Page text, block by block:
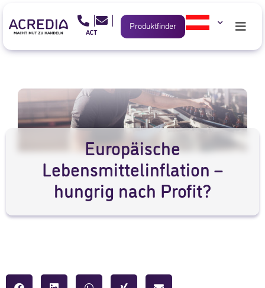
Produktfinder
Europäische
Lebensmittelinflation –
hungrig nach Profit?